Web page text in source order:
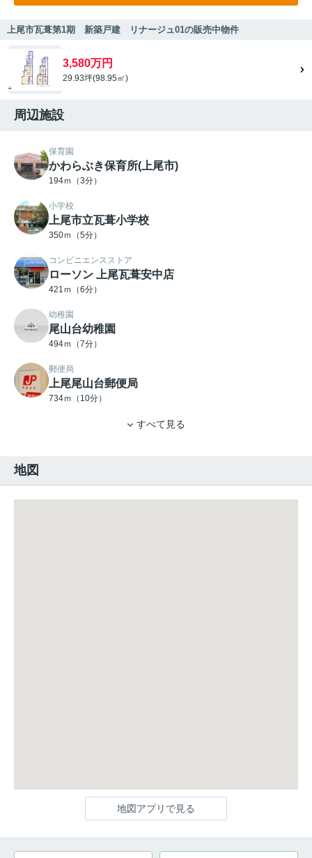
上尾市瓦葺第1期 新築戸建 リナージュ01の販売中物件
3,580万円
29.93坪(98.95㎡)
周辺施設
保育園
かわらぶき保育所(上尾市)
194ｍ（3分）
小学校
上尾市立瓦葺小学校
350ｍ（5分）
コンビニエンスストア
ローソン 上尾瓦葺安中店
421ｍ（6分）
幼稚園
尾山台幼稚園
494ｍ（7分）
郵便局
上尾尾山台郵便局
734ｍ（10分）
すべて見る
地図
地図アプリで見る